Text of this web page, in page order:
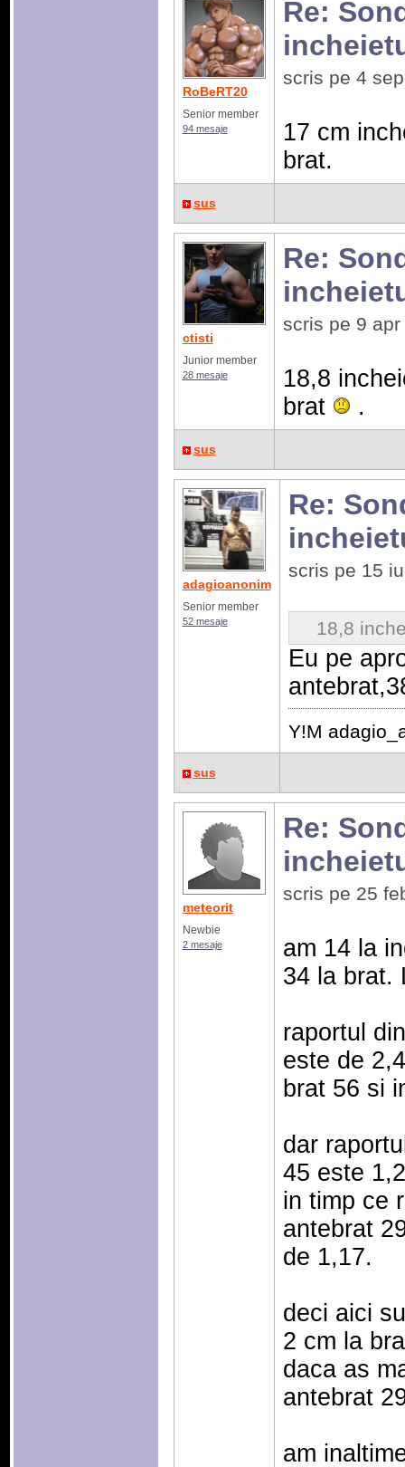
RoBeRT20
Senior member
94 mesaje
Re:
scris pe 4
17 cm
brat.
sus
ctisti
Junior member
28 mesaje
Re:
scris pe 9
18,8
brat
.
sus
adagioanonim
Senior member
52 mesaje
Re:
scris pe 15
18,8
Eu pe
Y!M
sus
meteorit
Newbie
2 mesaje
Re:
scris pe 25
am 14 la
34 la brat.
raportul
este de
brat 56 si
dar
45 este
in timp ce
antebrat
de 1,17.
deci aici
2 cm la
daca as
antebrat
am